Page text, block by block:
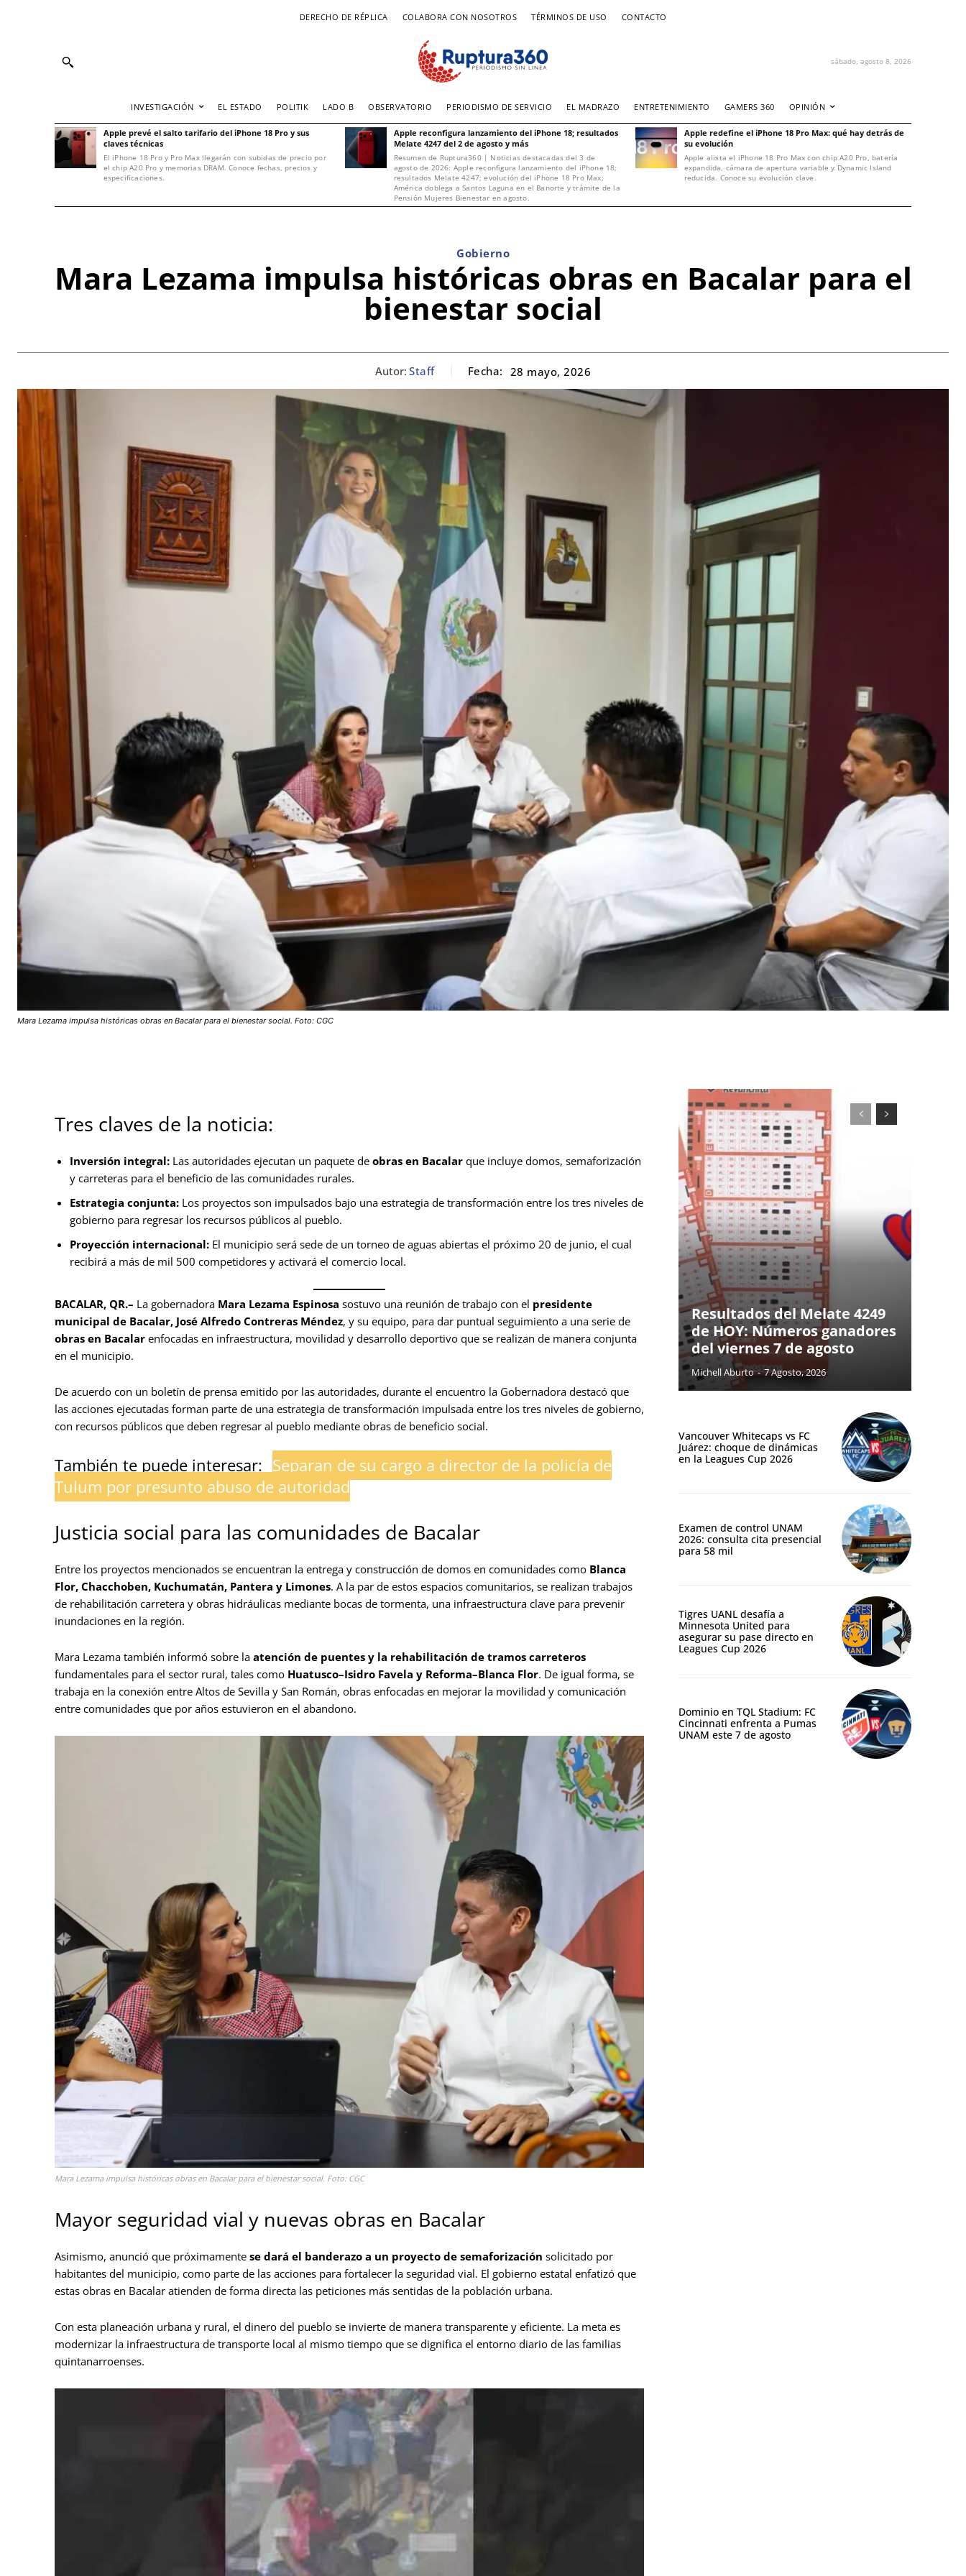
DERECHO DE RÉPLICA COLABORA CON NOSOTROS TÉRMINOS DE USO CONTACTO
sábado, agosto 8, 2026
INVESTIGACIÓN EL ESTADO POLITIK LADO B OBSERVATORIO PERIODISMO DE SERVICIO EL MADRAZO ENTRETENIMIENTO GAMERS 360 OPINIÓN
Apple prevé el salto tarifario del iPhone 18 Pro y sus
claves técnicas
El iPhone 18 Pro y Pro Max llegarán con subidas de precio por
el chip A20 Pro y memorias DRAM. Conoce fechas, precios y
especificaciones.
Apple reconfigura lanzamiento del iPhone 18; resultados
Melate 4247 del 2 de agosto y más
Resumen de Ruptura360 | Noticias destacadas del 3 de
agosto de 2026: Apple reconfigura lanzamiento del iPhone 18;
resultados Melate 4247; evolución del iPhone 18 Pro Max;
América doblega a Santos Laguna en el Banorte y trámite de la
Pensión Mujeres Bienestar en agosto.
Apple redefine el iPhone 18 Pro Max: qué hay detrás de
su evolución
Apple alista el iPhone 18 Pro Max con chip A20 Pro, batería
expandida, cámara de apertura variable y Dynamic Island
reducida. Conoce su evolución clave.
Gobierno
Mara Lezama impulsa históricas obras en Bacalar para el
bienestar social
Autor: Staff Fecha: 28 mayo, 2026
Mara Lezama impulsa históricas obras en Bacalar para el bienestar social. Foto: CGC
Tres claves de la noticia:
Inversión integral: Las autoridades ejecutan un paquete de obras en Bacalar que incluye domos, semaforización
y carreteras para el beneficio de las comunidades rurales.
Estrategia conjunta: Los proyectos son impulsados bajo una estrategia de transformación entre los tres niveles de
gobierno para regresar los recursos públicos al pueblo.
Proyección internacional: El municipio será sede de un torneo de aguas abiertas el próximo 20 de junio, el cual
recibirá a más de mil 500 competidores y activará el comercio local.
BACALAR, QR.– La gobernadora Mara Lezama Espinosa sostuvo una reunión de trabajo con el presidente
municipal de Bacalar, José Alfredo Contreras Méndez, y su equipo, para dar puntual seguimiento a una serie de
obras en Bacalar enfocadas en infraestructura, movilidad y desarrollo deportivo que se realizan de manera conjunta
en el municipio.
De acuerdo con un boletín de prensa emitido por las autoridades, durante el encuentro la Gobernadora destacó que
las acciones ejecutadas forman parte de una estrategia de transformación impulsada entre los tres niveles de gobierno,
con recursos públicos que deben regresar al pueblo mediante obras de beneficio social.
También te puede interesar: Separan de su cargo a director de la policía de
Tulum por presunto abuso de autoridad
Justicia social para las comunidades de Bacalar
Entre los proyectos mencionados se encuentran la entrega y construcción de domos en comunidades como Blanca
Flor, Chacchoben, Kuchumatán, Pantera y Limones. A la par de estos espacios comunitarios, se realizan trabajos
de rehabilitación carretera y obras hidráulicas mediante bocas de tormenta, una infraestructura clave para prevenir
inundaciones en la región.
Mara Lezama también informó sobre la atención de puentes y la rehabilitación de tramos carreteros
fundamentales para el sector rural, tales como Huatusco–Isidro Favela y Reforma–Blanca Flor. De igual forma, se
trabaja en la conexión entre Altos de Sevilla y San Román, obras enfocadas en mejorar la movilidad y comunicación
entre comunidades que por años estuvieron en el abandono.
Mara Lezama impulsa históricas obras en Bacalar para el bienestar social. Foto: CGC
Mayor seguridad vial y nuevas obras en Bacalar
Asimismo, anunció que próximamente se dará el banderazo a un proyecto de semaforización solicitado por
habitantes del municipio, como parte de las acciones para fortalecer la seguridad vial. El gobierno estatal enfatizó que
estas obras en Bacalar atienden de forma directa las peticiones más sentidas de la población urbana.
Con esta planeación urbana y rural, el dinero del pueblo se invierte de manera transparente y eficiente. La meta es
modernizar la infraestructura de transporte local al mismo tiempo que se dignifica el entorno diario de las familias
quintanarroenses.
Resultados del Melate 4249
de HOY: Números ganadores
del viernes 7 de agosto
Michell Aburto - 7 Agosto, 2026
Vancouver Whitecaps vs FC
Juárez: choque de dinámicas
en la Leagues Cup 2026
Examen de control UNAM
2026: consulta cita presencial
para 58 mil
Tigres UANL desafía a
Minnesota United para
asegurar su pase directo en
Leagues Cup 2026
Dominio en TQL Stadium: FC
Cincinnati enfrenta a Pumas
UNAM este 7 de agosto